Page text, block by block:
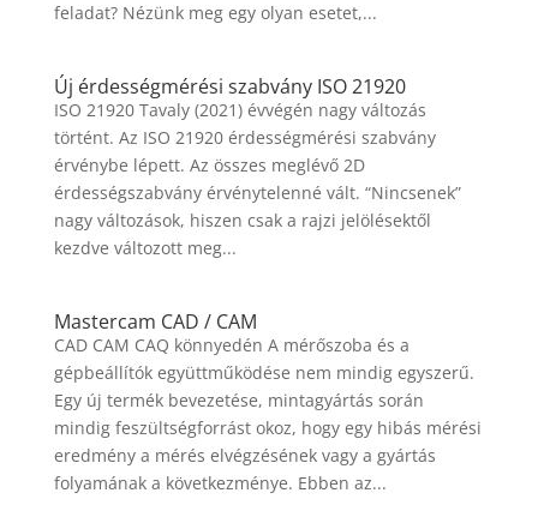
feladat? Nézünk meg egy olyan esetet,...
Új érdességmérési szabvány ISO 21920
ISO 21920 Tavaly (2021) évvégén nagy változás
történt. Az ISO 21920 érdességmérési szabvány
érvénybe lépett. Az összes meglévő 2D
érdességszabvány érvénytelenné vált. “Nincsenek”
nagy változások, hiszen csak a rajzi jelölésektől
kezdve változott meg...
Mastercam CAD / CAM
CAD CAM CAQ könnyedén A mérőszoba és a
gépbeállítók együttműködése nem mindig egyszerű.
Egy új termék bevezetése, mintagyártás során
mindig feszültségforrást okoz, hogy egy hibás mérési
eredmény a mérés elvégzésének vagy a gyártás
folyamának a következménye. Ebben az...